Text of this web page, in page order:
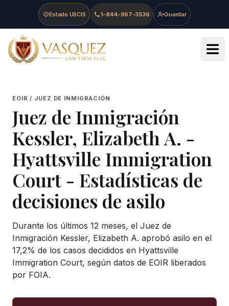
Skip to main content
Skip to navigation
Skip to footer
Estado USCIS 1-844-967-3536 Guardar
Vasquez Law Firm - Home
EOIR / JUEZ DE INMIGRACIÓN
Juez de Inmigración
Kessler, Elizabeth A. -
Hyattsville Immigration
Court - Estadísticas de
decisiones de asilo
Durante los últimos 12 meses, el Juez de
Inmigración Kessler, Elizabeth A. aprobó asilo en el
17,2% de los casos decididos en Hyattsville
Immigration Court, según datos de EOIR liberados
por FOIA.